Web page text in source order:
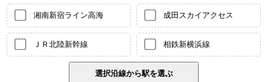
湘南新宿ライン高海 成田スカイアクセス
ＪＲ北陸新幹線 相鉄新横浜線